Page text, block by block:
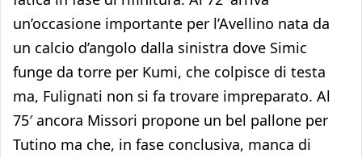
un’occasione importante per l’Avellino nata da
un calcio d’angolo dalla sinistra dove Simic
funge da torre per Kumi, che colpisce di testa
ma, Fulignati non si fa trovare impreparato. Al
75′ ancora Missori propone un bel pallone per
Tutino ma che, in fase conclusiva, manca di